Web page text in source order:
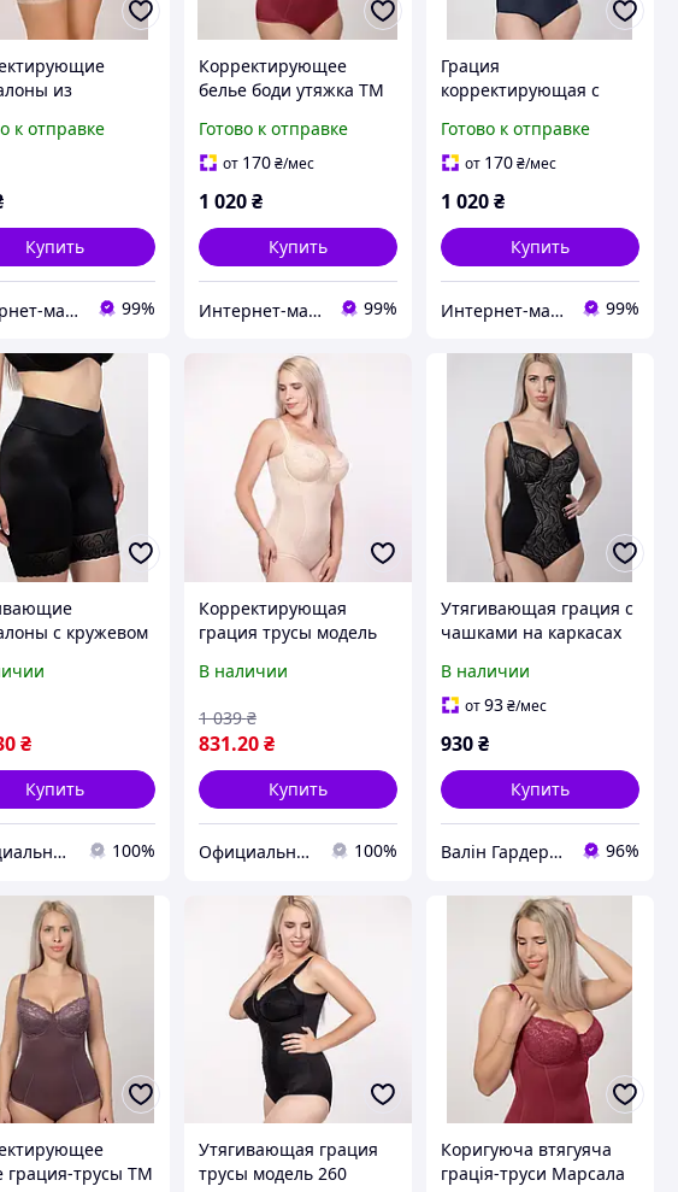
из
к отправке
Купить
Интернет-магазин Грация 99%
Корректирующее
белье боди утяжка ТМ
Готово к отправке
от 170 ₴/мес
1 020 ₴
Купить
Интернет-магазин Грация 99%
Грация
корректирующая с
Элита
Готово к отправке
от 170₴/мес
1 020₴
Купить
Интернет-магазин Грация 99%
с кружевом
₴
Купить
Официальный интернет магазин Сосницкой фабрики нижнего белья "ELITA" 100%
Корректирующая
грация трусы модель
В наличии
831.20 ₴
1 039 ₴
Купить
Официальный интернет магазин Сосницкой фабрики нижнего белья "ELITA" 100%
Утягивающая грация с
чашками на каркасах
В наличии
от93₴/мес
930₴
Купить
Валін Гардероб 96%
грация-трусы ТМ
Утягивающая грация
трусы модель 260
Коригуюча втягуяча
грація-труси Марсала